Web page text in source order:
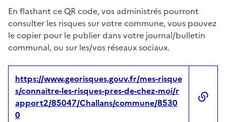
En flashant ce QR code, vos administrés pourront
consulter les risques sur votre commune, vous pouvez
le copier pour le publier dans votre journal/bulletin
communal, ou sur les/vos réseaux sociaux.
https://www.georisques.gouv.fr/mes-risque
s/connaitre-les-risques-pres-de-chez-moi/r
apport2/85047/Challans/commune/8530
0